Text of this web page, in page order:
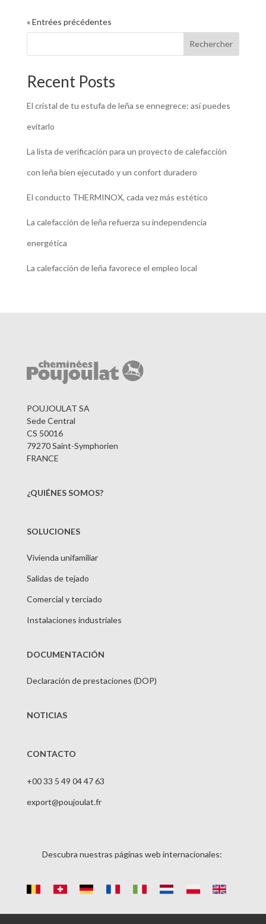
« Entrées précédentes
Rechercher
Recent Posts
El cristal de tu estufa de leña se ennegrece: así puedes
evitarlo
La lista de verificación para un proyecto de calefacción
con leña bien ejecutado y un confort duradero
El conducto THERMINOX, cada vez más estético
La calefacción de leña refuerza su independencia
energética
La calefacción de leña favorece el empleo local
POUJOULAT SA
Sede Central
CS 50016
79270 Saint-Symphorien
FRANCE
¿QUIÉNES SOMOS?
SOLUCIONES
Vivienda unifamiliar
Salidas de tejado
Comercial y terciado
Instalaciones industriales
DOCUMENTACIÓN
Declaración de prestaciones (DOP)
NOTICIAS
CONTACTO
+00 33 5 49 04 47 63
export@poujoulat.fr
Descubra nuestras páginas web internacionales: